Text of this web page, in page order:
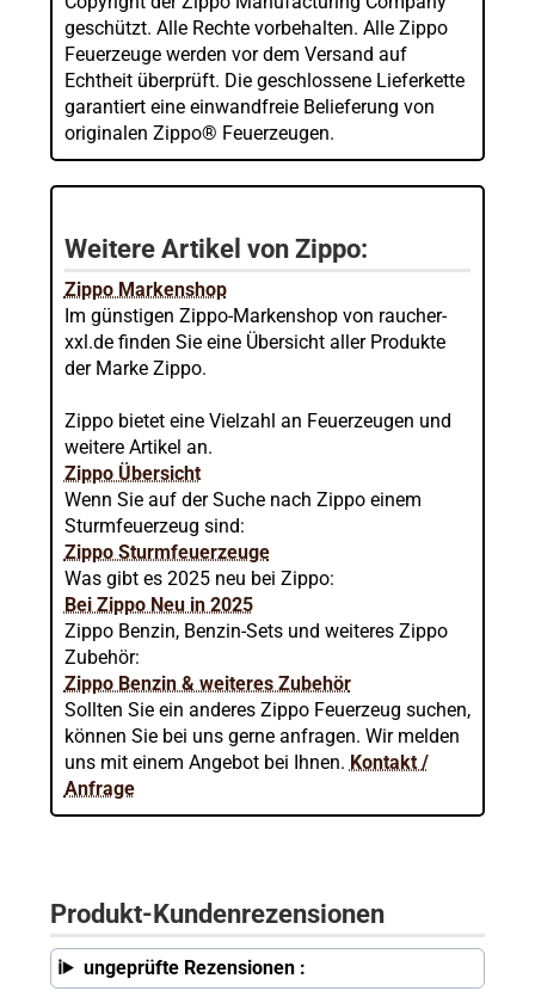
geschützt. Alle Rechte vorbehalten. Alle Zippo
Feuerzeuge werden vor dem Versand auf
Echtheit überprüft. Die geschlossene Lieferkette
garantiert eine einwandfreie Belieferung von
originalen Zippo® Feuerzeugen.
Weitere Artikel von Zippo:
Zippo Markenshop
Im günstigen Zippo-Markenshop von raucher-
xxl.de finden Sie eine Übersicht aller Produkte
der Marke Zippo.
Zippo bietet eine Vielzahl an Feuerzeugen und
weitere Artikel an.
Zippo Übersicht
Wenn Sie auf der Suche nach Zippo einem
Sturmfeuerzeug sind:
Zippo Sturmfeuerzeuge
Was gibt es 2025 neu bei Zippo:
Bei Zippo Neu in 2025
Zippo Benzin, Benzin-Sets und weiteres Zippo
Zubehör:
Zippo Benzin & weiteres Zubehör
Sollten Sie ein anderes Zippo Feuerzeug suchen,
können Sie bei uns gerne anfragen. Wir melden
uns mit einem Angebot bei Ihnen. Kontakt /
Anfrage
Produkt-Kundenrezensionen
ungeprüfte Rezensionen :